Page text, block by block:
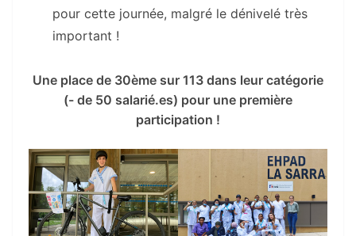
pour cette journée, malgré le dénivelé très
important !
Une place de 30ème sur 113 dans leur catégorie
(- de 50 salarié.es) pour une première
participation !